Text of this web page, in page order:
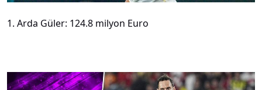
1. Arda Güler: 124.8 milyon Euro